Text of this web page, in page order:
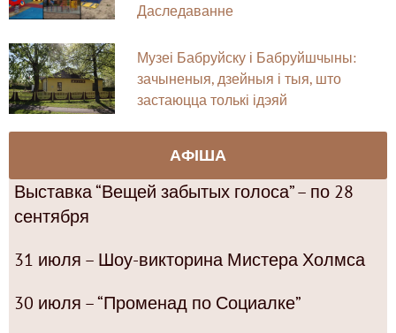
Даследаванне
Музеі Бабруйску і Бабруйшчыны:
зачыненыя, дзейныя і тыя, што
застаюцца толькі ідэяй
АФІША
Выставка “Вещей забытых голоса” – по 28
сентября
31 июля – Шоу-викторина Мистера Холмса
30 июля – “Променад по Социалке”